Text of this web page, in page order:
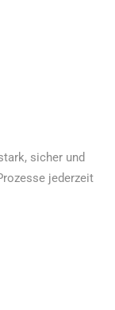
sicher und
jederzeit